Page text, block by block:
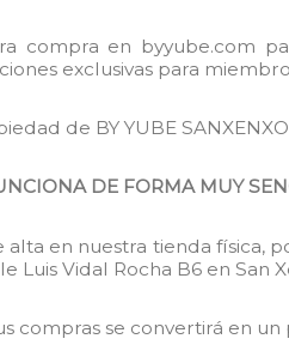
compra en byyube.com
exclusivas para
de BY YUBE SANXENXO
DE FORMA MUY
alta en nuestra tienda física,
Luis Vidal Rocha B6 en San
compras se convertirá en